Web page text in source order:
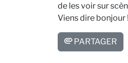
de les voir sur
Viens dire bonjour !
PARTAGER